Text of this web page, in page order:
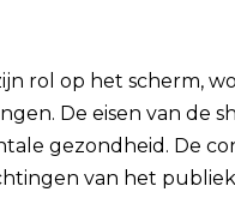
rol op het scherm,
De eisen van de
gezondheid. De
van het